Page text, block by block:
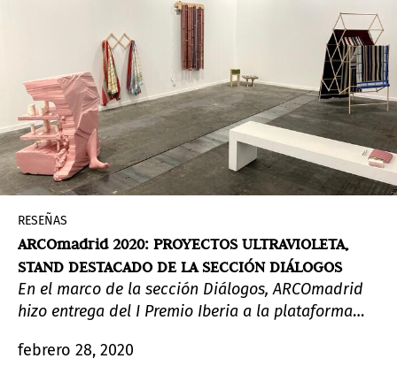
RESEÑAS
ARCOmadrid 2020: PROYECTOS ULTRAVIOLETA,
STAND DESTACADO DE LA SECCIÓN DIÁLOGOS
En el marco de la sección Diálogos, ARCOmadrid
hizo entrega del I Premio Iberia a la plataforma
Hellen Ascoli y Naufus Ramírez-Figueroa.
febrero 28, 2020